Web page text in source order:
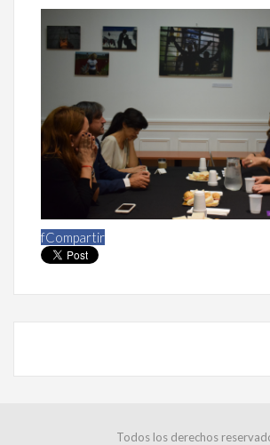
fCompartir
Todos los derechos